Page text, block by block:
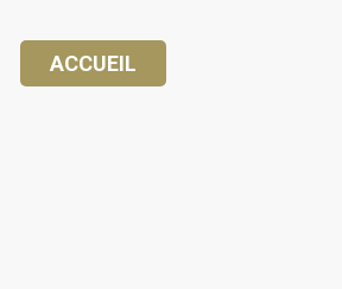
ACCUEIL